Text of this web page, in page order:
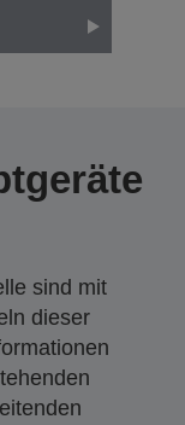
sind mit
dieser